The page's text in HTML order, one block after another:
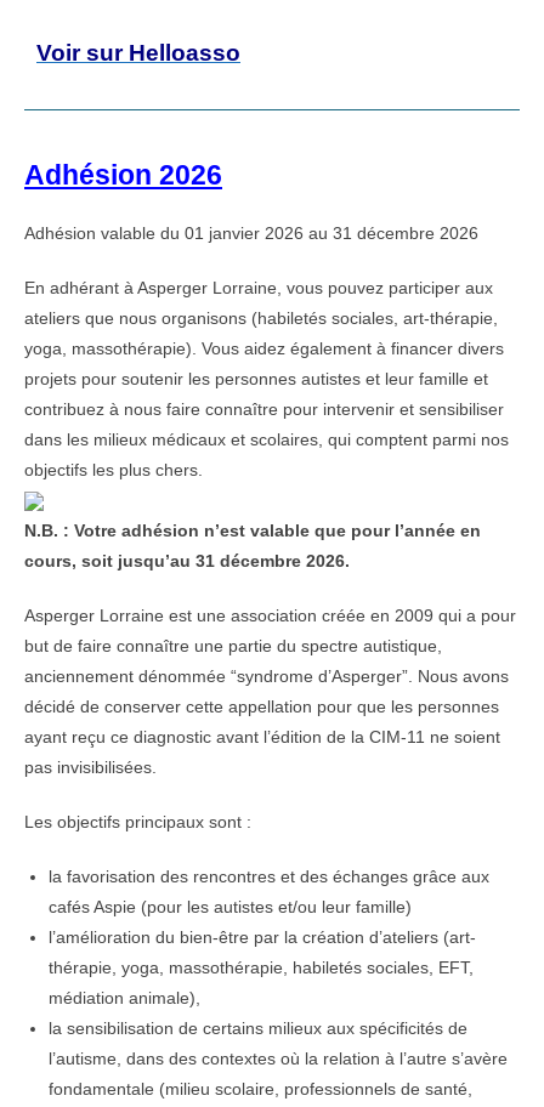
Voir sur Helloasso
Adhésion 2026
Adhésion valable du 01 janvier 2026 au 31 décembre 2026
En adhérant à Asperger Lorraine, vous pouvez participer aux
ateliers que nous organisons (habiletés sociales, art-thérapie,
yoga, massothérapie). Vous aidez également à financer divers
projets pour soutenir les personnes autistes et leur famille et
contribuez à nous faire connaître pour intervenir et sensibiliser
dans les milieux médicaux et scolaires, qui comptent parmi nos
objectifs les plus chers.
N.B. : Votre adhésion n’est valable que pour l’année en
cours, soit jusqu’au 31 décembre 2026.
Asperger Lorraine est une association créée en 2009 qui a pour
but de faire connaître une partie du spectre autistique,
anciennement dénommée “syndrome d’Asperger”. Nous avons
décidé de conserver cette appellation pour que les personnes
ayant reçu ce diagnostic avant l’édition de la CIM-11 ne soient
pas invisibilisées.
Les objectifs principaux sont :
la favorisation des rencontres et des échanges grâce aux
cafés Aspie (pour les autistes et/ou leur famille)
l’amélioration du bien-être par la création d’ateliers (art-
thérapie, yoga, massothérapie, habiletés sociales, EFT,
médiation animale),
la sensibilisation de certains milieux aux spécificités de
l’autisme, dans des contextes où la relation à l’autre s’avère
fondamentale (milieu scolaire, professionnels de santé,